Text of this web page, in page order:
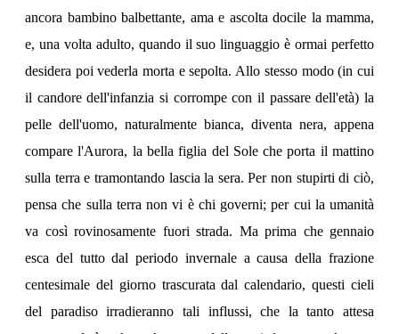
ancora bambino balbettante, ama e ascolta docile la mamma,
e, una volta adulto, quando il suo linguaggio è ormai perfetto
desidera poi vederla morta e sepolta. Allo stesso modo (in cui
il candore dell'infanzia si corrompe con il passare dell'età) la
pelle dell'uomo, naturalmente bianca, diventa nera, appena
compare l'Aurora, la bella figlia del Sole che porta il mattino
sulla terra e tramontando lascia la sera. Per non stupirti di ciò,
pensa che sulla terra non vi è chi governi; per cui la umanità
va così rovinosamente fuori strada. Ma prima che gennaio
esca del tutto dal periodo invernale a causa della frazione
centesimale del giorno trascurata dal calendario, questi cieli
del paradiso irradieranno tali influssi, che la tanto attesa